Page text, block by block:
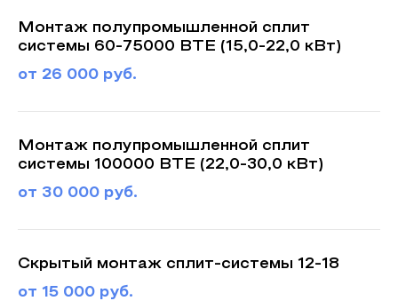
Монтаж полупромышленной сплит
системы 60-75000 BTE (15,0-22,0 кВт)
от 26 000 руб.
Монтаж полупромышленной сплит
системы 100000 BTE (22,0-30,0 кВт)
от 30 000 руб.
Скрытый монтаж сплит-системы 12-18
от 15 000 руб.